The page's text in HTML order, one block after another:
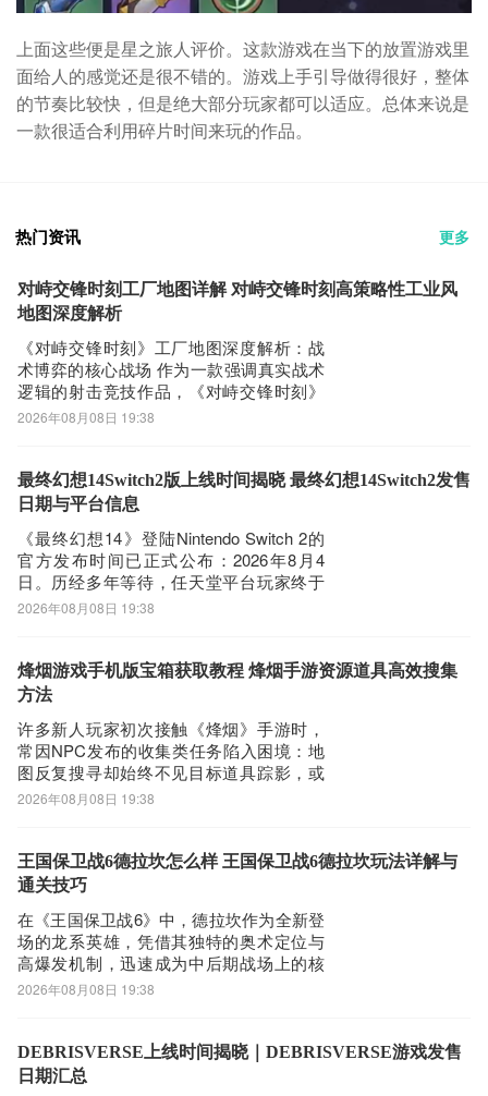
上面这些便是星之旅人评价。这款游戏在当下的放置游戏里
面给人的感觉还是很不错的。游戏上手引导做得很好，整体
的节奏比较快，但是绝大部分玩家都可以适应。总体来说是
一款很适合利用碎片时间来玩的作品。
热门资讯 更多
对峙交锋时刻工厂地图详解 对峙交锋时刻高策略性工业风
地图深度解析
《对峙交锋时刻》工厂地图深度解析：战
术博弈的核心战场 作为一款强调真实战术
逻辑的射击竞技作品，《对峙交锋时刻》
在地图设计层面展现出高度的专业性与策
既支持中远距离火力压制，也兼容近距离
快速反应作战。每处掩体布局、通道走
2026年08月08日 19:38
最终幻想14Switch2版上线时间揭晓 最终幻想14Switch2发售
日期与平台信息
《最终幻想14》登陆Nintendo Switch 2的
官方发布时间已正式公布：2026年8月4
日。历经多年等待，任天堂平台玩家终于
迎来这款承载无数玩家青春记忆的经典
荐使用业内综合性能表现突出的biubiu加速
器。《biub
2026年08月08日 19:38
烽烟游戏手机版宝箱获取教程 烽烟手游资源道具高效搜集
方法
许多新人玩家初次接触《烽烟》手游时，
常因NPC发布的收集类任务陷入困境：地
图反复搜寻却始终不见目标道具踪影，或
在支线环节反复受阻，难以推进剧情。此
关键资源入口——其中包含大量金币、强
化材料与稀有装备图纸，无论是新手开荒
阶段还是中
2026年08月08日 19:38
王国保卫战6德拉坎怎么样 王国保卫战6德拉坎玩法详解与
通关技巧
在《王国保卫战6》中，德拉坎作为全新登
场的龙系英雄，凭借其独特的奥术定位与
高爆发机制，迅速成为中后期战场上的核
心输出单位。不同于传统法师类角色，德
战价值，玩家需深入理解其技能逻辑、伤
害构成及协同策略，方能在高难度关卡中
2026年08月08日 19:38
DEBRISVERSE上线时间揭晓｜DEBRISVERSE游戏发售
日期汇总